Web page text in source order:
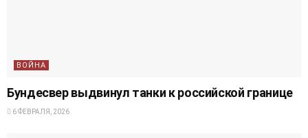
ВОЙНА
Бундесвер выдвинул танки к российской границе
6 ФЕВРАЛЯ, 2026